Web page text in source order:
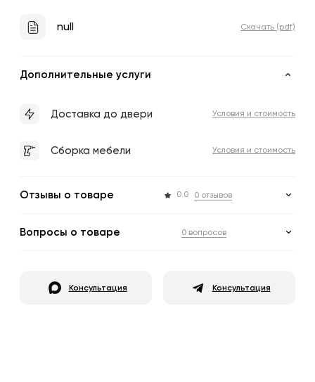
null Скачать (pdf)
Дополнительные услуги
Доставка до двери Условия и стоимость
Сборка мебели Условия и стоимость
Отзывы о товаре 0.0 0 отзывов
Вопросы о товаре 0 вопросов
Консультация Консультация